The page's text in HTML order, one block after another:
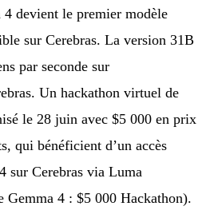
devient le premier modèle
sur Cerebras. La version 31B
par seconde sur
Un hackathon virtuel de
le 28 juin avec $5 000 en prix
qui bénéficient d’un accès
sur Cerebras via Luma
Gemma 4 : $5 000 Hackathon).